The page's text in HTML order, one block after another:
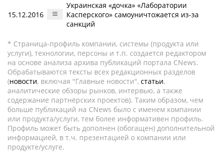
15.12.2016
Украинская «дочка» «Лаборатории
Касперского» самоуничтожается из-за
санкций
* Страница-профиль компании, системы (продукта или
услуги), технологии, персоны и т.п. создается редактором
на основе анализа архива публикаций портала CNews.
Обрабатываются тексты всех редакционных разделов
(новости, включая "Главные новости", статьи,
аналитические обзоры рынков, интервью, а также
содержание партнёрских проектов). Таким образом, чем
больше публикаций на CNews было с именем компании
или продукта/услуги, тем более информативен профиль.
Профиль может быть дополнен (обогащен) дополнительной
информацией, в т.ч. презентацией о компании или
продукте/услуге.